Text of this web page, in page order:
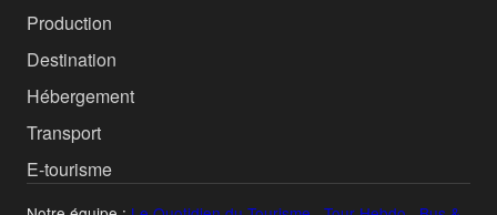
Production
Destination
Hébergement
Transport
E-tourisme